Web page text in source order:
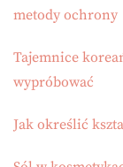
metody ochrony
Tajemnice
wypróbować
Jak określić